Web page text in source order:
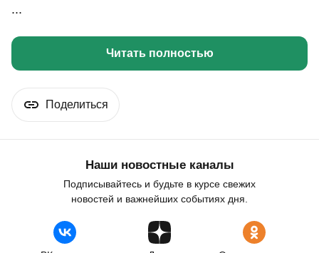
...
Читать полностью
Поделиться
Наши новостные каналы
Подписывайтесь и будьте в курсе свежих
новостей и важнейших событиях дня.